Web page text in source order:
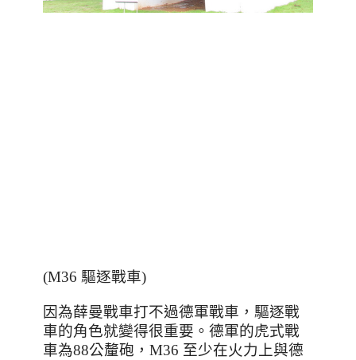
(M36 驅逐戰車)
因為薛曼戰車打不過德軍戰車，驅逐戰
車的角色就變得很重要。德軍的虎式戰
車為88公釐砲， M36 至少在火力上與德